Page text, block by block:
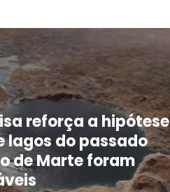
reforça a hipótese
lagos do passado
de Marte foram